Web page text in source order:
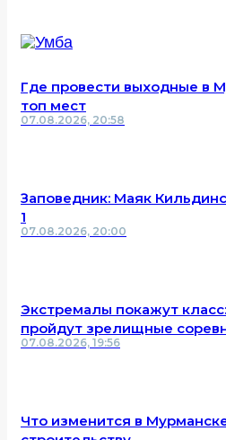
Где провести выходные в
топ мест
07.08.2026, 20:58
Заповедник: Маяк
1
07.08.2026, 20:00
Экстремалы покажут
пройдут зрелищные
07.08.2026, 19:56
Что изменится в